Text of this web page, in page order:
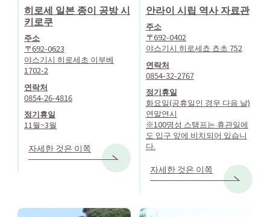
히로세 일본 종이 공방 시
키로쿠
주소
〒692-0623
야스기시 히로세초 이부베
1702-2
연락처
0854-26-4816
정기휴일
11월~3월
자세한 것은 이쪽
안라이 시립 역사 자료관
주소
〒692-0402
야스기시 히로세쵸 쵸초 752
연락처
0854-32-2767
정기휴일
화요일(공휴일인 경우 다음 날)
연말연시
※100명성 스탬프는 휴관일에
도 입구 앞에 비치되어 있습니
다.
자세한 것은 이쪽